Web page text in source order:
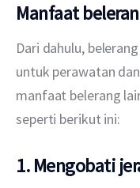
Manfaat
Dari dahulu,
untuk perawatan
manfaat belerang
seperti berikut ini:
1. Mengobati